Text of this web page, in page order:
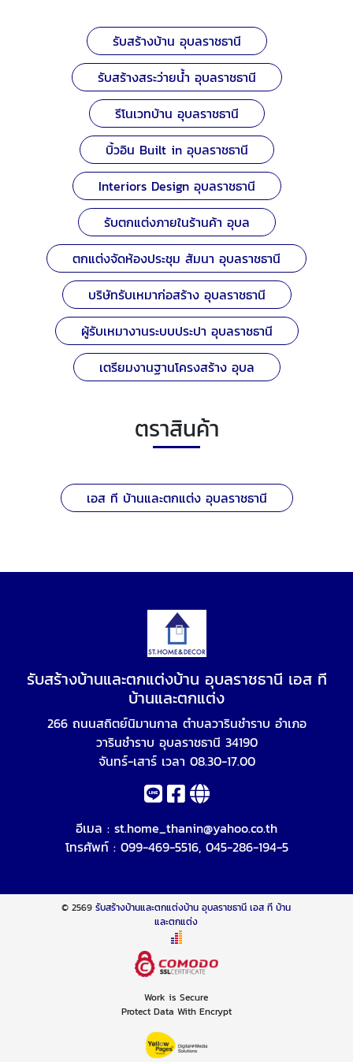
รับสร้างบ้าน อุบลราชธานี
รับสร้างสระว่ายน้ำ อุบลราชธานี
รีโนเวทบ้าน อุบลราชธานี
บิ้วอิน Built in อุบลราชธานี
Interiors Design อุบลราชธานี
รับตกแต่งภายในร้านค้า อุบล
ตกแต่งจัดห้องประชุม สัมนา อุบลราชธานี
บริษัทรับเหมาก่อสร้าง อุบลราชธานี
ผู้รับเหมางานระบบประปา อุบลราชธานี
เตรียมงานฐานโครงสร้าง อุบล
ตราสินค้า
เอส ที บ้านและตกแต่ง อุบลราชธานี
รับสร้างบ้านและตกแต่งบ้าน อุบลราชธานี เอส ที
บ้านและตกแต่ง
266 ถนนสถิตย์นิมานกาล ตำบลวารินชำราบ อำเภอ
วารินชำราบ อุบลราชธานี 34190
จันทร์-เสาร์ เวลา 08.30-17.00
อีเมล : st.home_thanin@yahoo.co.th
โทรศัพท์ : 099-469-5516, 045-286-194-5
© 2569รับสร้างบ้านและตกแต่งบ้าน อุบลราชธานี เอส ที บ้าน
และตกแต่ง
Work is Secure
Protect Data With Encrypt